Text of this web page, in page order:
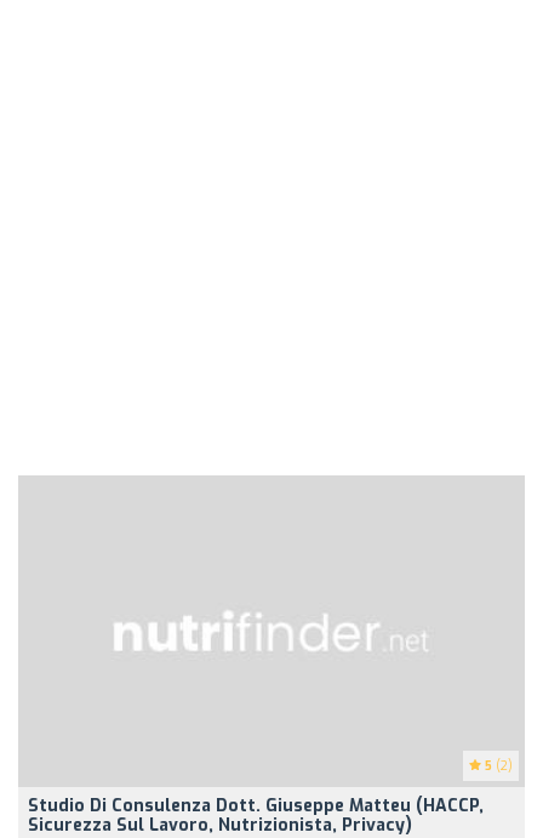
5 (2)
Studio Di Consulenza Dott. Giuseppe Matteu (HACCP,
Sicurezza Sul Lavoro, Nutrizionista, Privacy)